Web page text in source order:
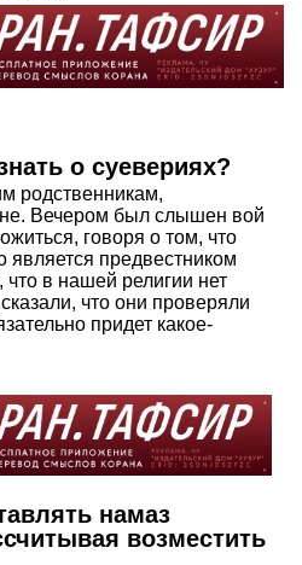
о суевериях?
родственникам,
Вечером был слышен вой
говоря о том, что
является предвестником
что в нашей религии нет
что они проверяли
придет какое-
намаз
возместить